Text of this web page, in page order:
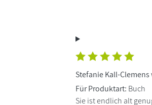
Stefanie Kall-Clemens
Für Produktart: Buch
Sie ist endlich alt